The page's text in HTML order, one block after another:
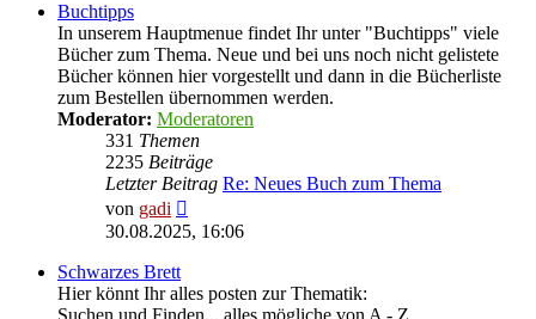
Buchtipps
In unserem Hauptmenue findet Ihr unter "Buchtipps" viele
Bücher zum Thema. Neue und bei uns noch nicht gelistete
Bücher können hier vorgestellt und dann in die Bücherliste
zum Bestellen übernommen werden.
Moderator: Moderatoren
331 Themen
2235 Beiträge
Letzter Beitrag Re: Neues Buch zum Thema
von gadi
Beitrag
30.08.2025, 16:06
Schwarzes Brett
Hier könnt Ihr alles posten zur Thematik:
Suchen und Finden... alles mögliche von A - Z